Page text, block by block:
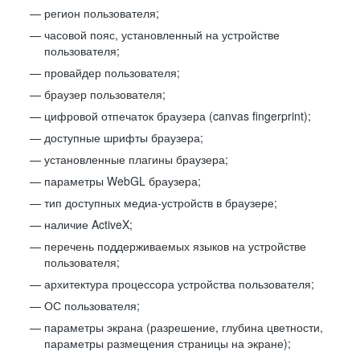
регион пользователя;
часовой пояс, установленный на устройстве
пользователя;
провайдер пользователя;
браузер пользователя;
цифровой отпечаток браузера (canvas fingerprint);
доступные шрифты браузера;
установленные плагины браузера;
параметры WebGL браузера;
тип доступных медиа-устройств в браузере;
наличие ActiveX;
перечень поддерживаемых языков на устройстве
пользователя;
архитектура процессора устройства пользователя;
ОС пользователя;
параметры экрана (разрешение, глубина цветности,
параметры размещения страницы на экране);